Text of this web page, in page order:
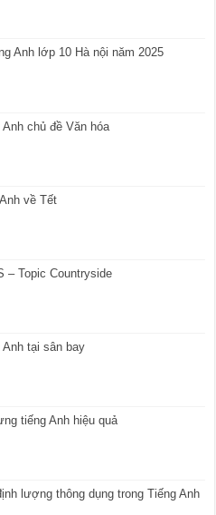
Anh lớp 10 Hà nội năm 2025
chủ đề Văn hóa
về Tết
– Topic Countryside
tại sân bay
tiếng Anh hiệu quả
lượng thông dụng trong Tiếng Anh